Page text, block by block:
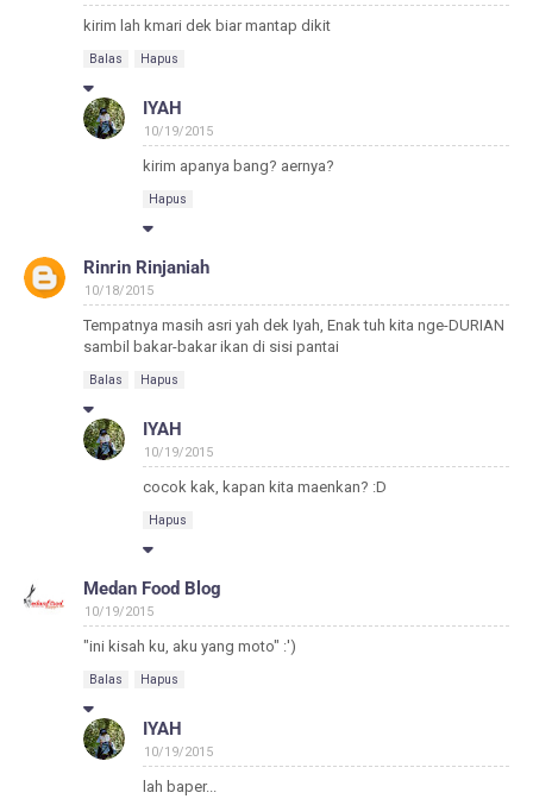
kirim lah kmari dek biar mantap dikit
Balas Hapus
IYAH
10/19/2015
kirim apanya bang? aernya?
Hapus
Rinrin Rinjaniah
10/18/2015
Tempatnya masih asri yah dek Iyah, Enak tuh kita nge-DURIAN
sambil bakar-bakar ikan di sisi pantai
Balas Hapus
IYAH
10/19/2015
cocok kak, kapan kita maenkan? :D
Hapus
Medan Food Blog
10/19/2015
"ini kisah ku, aku yang moto" :')
Balas Hapus
IYAH
10/19/2015
lah baper...